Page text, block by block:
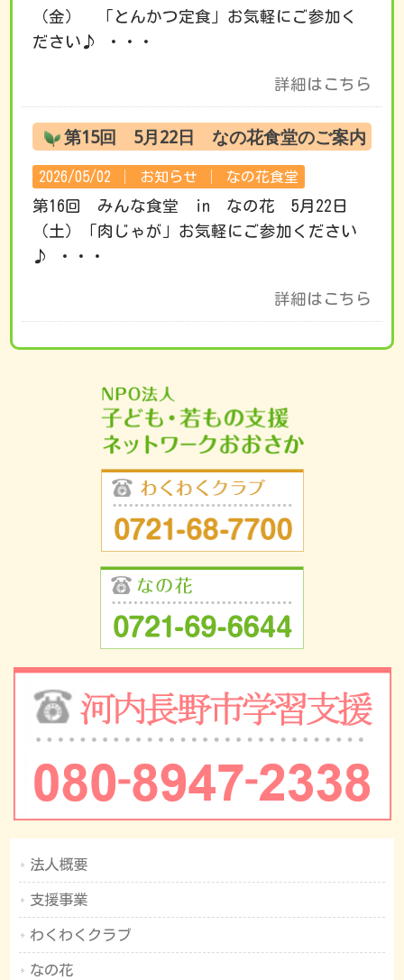
（金） 「とんかつ定食」お気軽にご参加く
ださい♪ ・・・
詳細はこちら
第15回 5月22日 なの花食堂のご案内
2026/05/02 │ お知らせ なの花食堂
第16回 みんな食堂 in なの花 5月22日
（土）「肉じゃが」お気軽にご参加ください
♪ ・・・
詳細はこちら
法人概要
支援事業
わくわくクラブ
なの花